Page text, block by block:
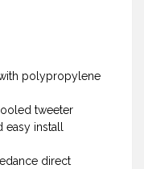
polypropylene
tweeter
easy install
direct